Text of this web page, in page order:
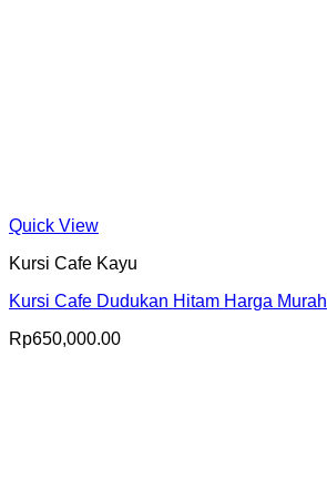
Quick View
Kursi Cafe Kayu
Kursi Cafe Dudukan Hitam Harga Murah
Rp650,000.00